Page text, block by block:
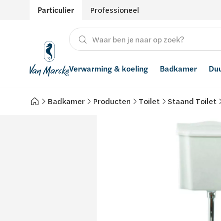
Particulier Professioneel
Verwarming & koeling
Verwarming
Badkamer
Producten
Hernieuwbare energie
Waterontharders
Badkamer Producten Toilet Staand Toilet